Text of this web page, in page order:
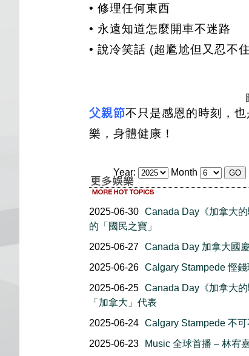
• 修理任何東西
• 永遠知道怎麼開車不迷路
• 說冷笑話 (超尷尬但又忍不
父親節不只是感恩的時刻，
樂，身體健康！
Year: Month
2025-06-30 Canada Day《加拿大
的「國民之寶」
2025-06-27 Canada Day 加拿大國
2025-06-26 Calgary Stampede 慳
2025-06-25 Canada Day《加拿大
「加拿大」代表
2025-06-24 Calgary Stampede 不
2025-06-23
Music 全球首播 – 林宥